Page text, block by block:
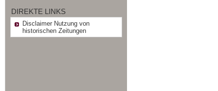
DIREKTE LINKS
Disclaimer Nutzung von
historischen Zeitungen